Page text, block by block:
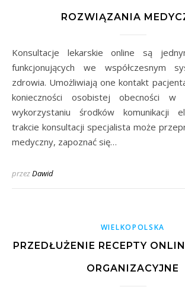
ROZWIĄZANIA
Konsultacje lekarskie online są jednym z rozwiązań
funkcjonujących we współczesnym
zdrowia. Umożliwiają one kontakt
konieczności osobistej obecności w
wykorzystaniu środków komunikacji
trakcie konsultacji specjalista może
medyczny, zapoznać się…
przezDawid
WIELKOPOLSKA
PRZEDŁUŻENIE RECEPTY
ORGANIZACYJNE